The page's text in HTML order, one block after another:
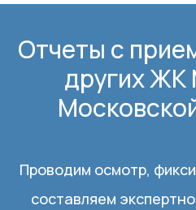
Отчеты с
других ЖК
Проводим осмотр,
составляем